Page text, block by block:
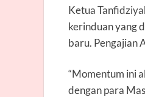
Ketua
kerinduan yang
baru. Pengajian
“Momentum ini
dengan para